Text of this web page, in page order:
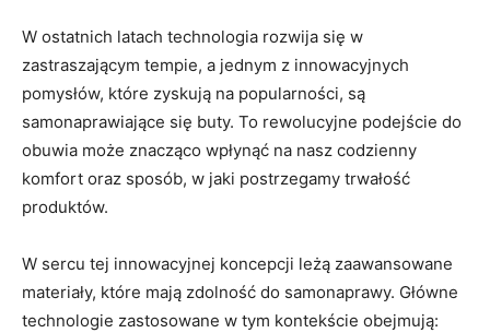
W ostatnich latach technologia rozwija się w
zastraszającym tempie, a jednym z innowacyjnych
pomysłów, które zyskują na popularności, są
samonaprawiające się buty. To rewolucyjne podejście do
obuwia może znacząco wpłynąć na nasz codzienny
komfort oraz sposób, w jaki postrzegamy trwałość
produktów.
W sercu tej innowacyjnej koncepcji leżą zaawansowane
materiały, które mają zdolność do samonaprawy. Główne
technologie zastosowane w tym kontekście obejmują: